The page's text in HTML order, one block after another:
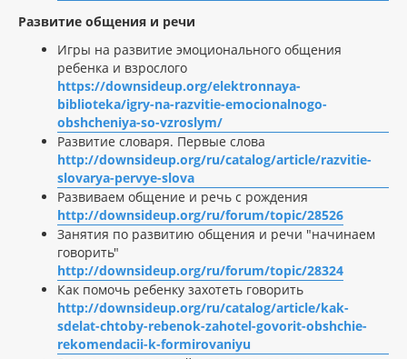
Развитие общения и речи
Игры на развитие эмоционального общения
ребенка и взрослого
https://downsideup.org/elektronnaya-
biblioteka/igry-na-razvitie-emocionalnogo-
obshcheniya-so-vzroslym/
Развитие словаря. Первые слова
http://downsideup.org/ru/catalog/article/razvitie-
slovarya-pervye-slova
Развиваем общение и речь с рождения
http://downsideup.org/ru/forum/topic/28526
Занятия по развитию общения и речи "начинаем
говорить"
http://downsideup.org/ru/forum/topic/28324
Как помочь ребенку захотеть говорить
http://downsideup.org/ru/catalog/article/kak-
sdelat-chtoby-rebenok-zahotel-govorit-obshchie-
rekomendacii-k-formirovaniyu